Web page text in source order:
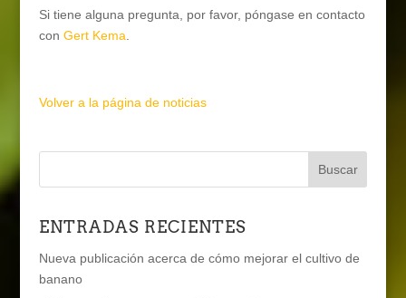
Si tiene alguna pregunta, por favor, póngase en contacto
con Gert Kema
Volver a la página de noticias
ENTRADAS RECIENTES
Nueva publicación acerca de cómo mejorar el cultivo de
banano